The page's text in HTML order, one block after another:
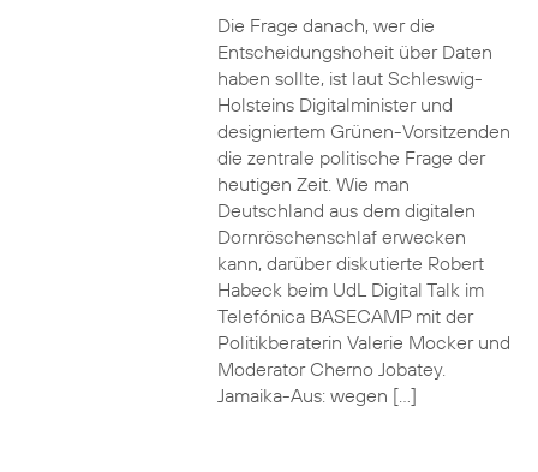
Die Frage danach, wer die
Entscheidungshoheit über Daten
haben sollte, ist laut Schleswig-
Holsteins Digitalminister und
designiertem Grünen-Vorsitzenden
die zentrale politische Frage der
heutigen Zeit. Wie man
Deutschland aus dem digitalen
Dornröschenschlaf erwecken
kann, darüber diskutierte Robert
Habeck beim UdL Digital Talk im
Telefónica BASECAMP mit der
Politikberaterin Valerie Mocker und
Moderator Cherno Jobatey.
Jamaika-Aus: wegen […]